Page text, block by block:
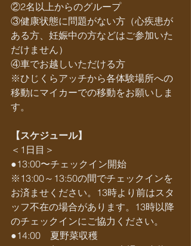
②2名以上からのグループ​​
③健康状態に問題がない方（心疾患が
ある方、妊娠中の方などはご参加いた
だけません）
④車でお越しいただける方
※ひじくらアッチから各体験場所への
移動にマイカーでの移動をお願いしま
す。
【スケジュール】
＜1日目＞
●13:00〜チェックイン開始
※13:00～13:50の間でチェックインを
お済ませください。13時より前はスタ
ッフ不在の場合があります。13時以降
のチェックインにご協力ください。
●14:00　夏野菜収穫